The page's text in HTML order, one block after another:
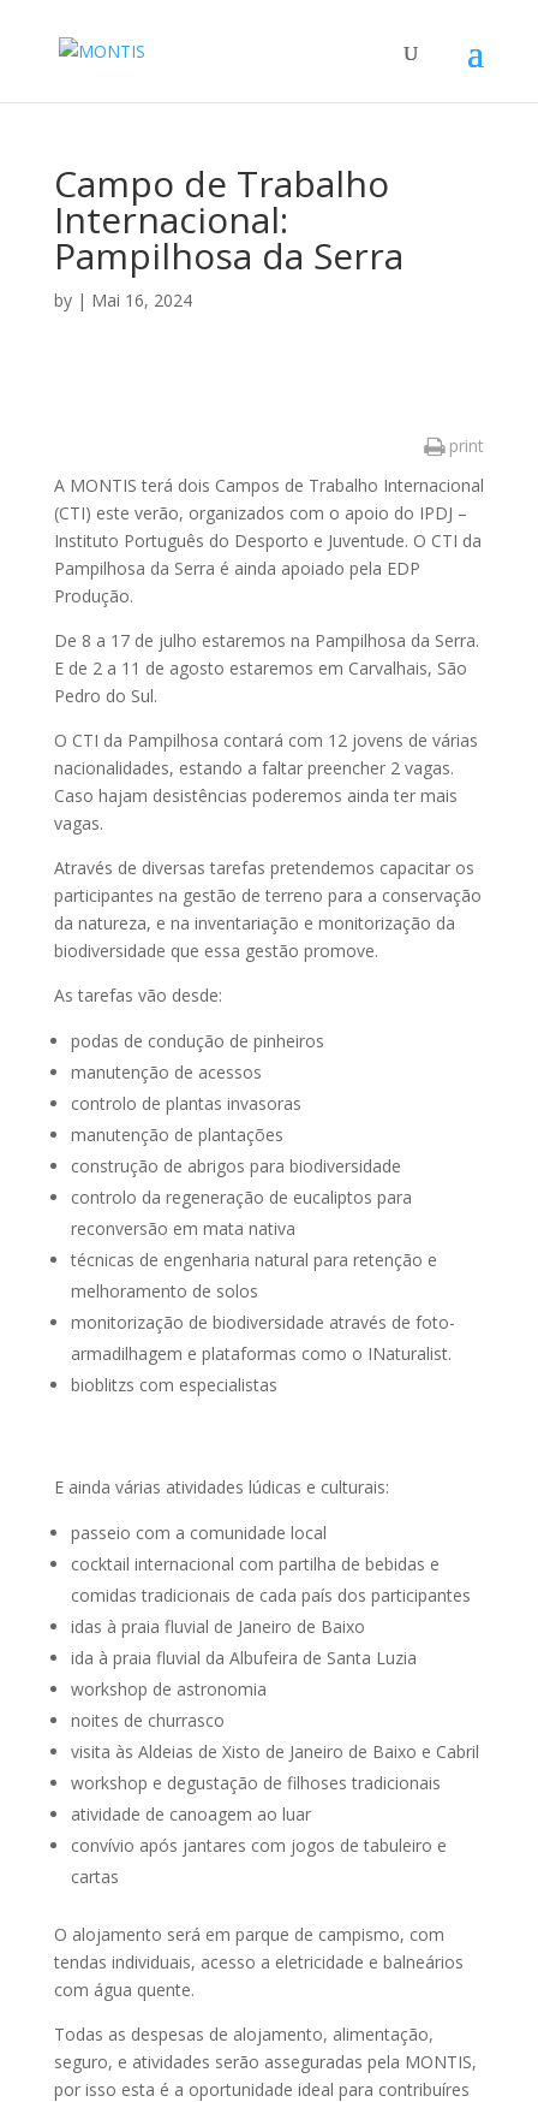
Campo de Trabalho
Internacional:
Pampilhosa da Serra
by | Mai 16, 2024
print
A MONTIS terá dois Campos de Trabalho Internacional
(CTI) este verão, organizados com o apoio do IPDJ –
Instituto Português do Desporto e Juventude. O CTI da
Pampilhosa da Serra é ainda apoiado pela EDP
Produção.
De 8 a 17 de julho estaremos na Pampilhosa da Serra.
E de 2 a 11 de agosto estaremos em Carvalhais, São
Pedro do Sul.
O CTI da Pampilhosa contará com 12 jovens de várias
nacionalidades, estando a faltar preencher 2 vagas.
Caso hajam desistências poderemos ainda ter mais
vagas.
Através de diversas tarefas pretendemos capacitar os
participantes na gestão de terreno para a conservação
da natureza, e na inventariação e monitorização da
biodiversidade que essa gestão promove.
As tarefas vão desde:
podas de condução de pinheiros
manutenção de acessos
controlo de plantas invasoras
manutenção de plantações
construção de abrigos para biodiversidade
controlo da regeneração de eucaliptos para
reconversão em mata nativa
técnicas de engenharia natural para retenção e
melhoramento de solos
monitorização de biodiversidade através de foto-
armadilhagem e plataformas como o INaturalist.
bioblitzs com especialistas
E ainda várias atividades lúdicas e culturais:
passeio com a comunidade local
cocktail internacional com partilha de bebidas e
comidas tradicionais de cada país dos participantes
idas à praia fluvial de Janeiro de Baixo
ida à praia fluvial da Albufeira de Santa Luzia
workshop de astronomia
noites de churrasco
visita às Aldeias de Xisto de Janeiro de Baixo e Cabril
workshop e degustação de filhoses tradicionais
atividade de canoagem ao luar
convívio após jantares com jogos de tabuleiro e
cartas
O alojamento será em parque de campismo, com
tendas individuais, acesso a eletricidade e balneários
com água quente.
Todas as despesas de alojamento, alimentação,
seguro, e atividades serão asseguradas pela MONTIS,
por isso esta é a oportunidade ideal para contribuíres